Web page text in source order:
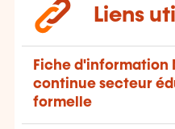
Liens
Fiche d'information
continue secteur
formelle